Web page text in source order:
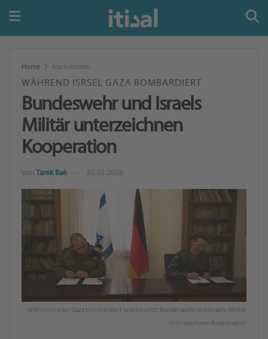
Home Nachrichten
WÄHREND ISRSEL GAZA BOMBARDIERT
Bundeswehr und Israels
Militär unterzeichnen
Kooperation
Von Tarek Baé 20.02.2026
Während Israel Gaza bombardiert und besetzt: Bundeswehr und Israels Militär
unterzeichnen Kooperation